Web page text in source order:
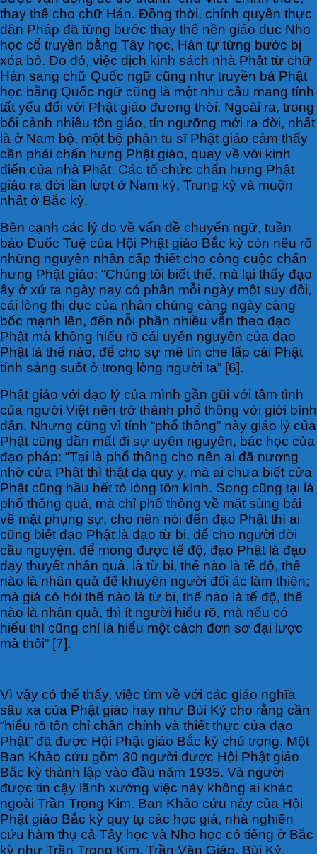
thay thế cho chữ Hán. Đồng thời, chính quyền thực
dân Pháp đã từng bước thay thế nền giáo dục Nho
học cổ truyền bằng Tây học, Hán tự từng bước bị
xóa bỏ. Do đó, việc dịch kinh sách nhà Phật từ chữ
Hán sang chữ Quốc ngữ cũng như truyền bá Phật
học bằng Quốc ngữ cũng là một nhu cầu mang tính
tất yếu đối với Phật giáo đương thời. Ngoài ra, trong
bối cảnh nhiều tôn giáo, tín ngưỡng mới ra đời, nhất
là ở Nam bộ, một bộ phận tu sĩ Phật giáo cảm thấy
cần phải chấn hưng Phật giáo, quay về với kinh
điển của nhà Phật. Các tổ chức chấn hưng Phật
giáo ra đời lần lượt ở Nam kỳ, Trung kỳ và muộn
nhất ở Bắc kỳ.
Bên cạnh các lý do về vấn đề chuyển ngữ, tuần
báo Đuốc Tuệ của Hội Phật giáo Bắc kỳ còn nêu rõ
những nguyên nhân cấp thiết cho công cuộc chấn
hưng Phật giáo: “Chúng tôi biết thế, mà lại thấy đạo
ấy ở xứ ta ngày nay có phần mỗi ngày một suy đồi,
cái lòng thị dục của nhân chúng càng ngày càng
bốc mạnh lên, đến nỗi phần nhiều vẫn theo đạo
Phật mà không hiểu rõ cái uyên nguyên của đạo
Phật là thế nào, để cho sự mê tín che lấp cái Phật
tính sáng suốt ở trong lòng người ta” [6].
Phật giáo với đạo lý của mình gần gũi với tâm tình
của người Việt nên trở thành phổ thông với giới bình
dân. Nhưng cũng vì tính “phổ thông” này giáo lý của
Phật cũng dần mất đi sự uyên nguyên, bác học của
đạo pháp: “Tại là phổ thông cho nên ai đã nương
nhờ cửa Phật thì thật dạ quy y, mà ai chưa biết cửa
Phật cũng hầu hết tỏ lòng tôn kính. Song cũng tại là
phổ thông quá, mà chỉ phổ thông về mặt sùng bái
về mặt phụng sự, cho nên nói đến đạo Phật thì ai
cũng biết đạo Phật là đạo từ bi, để cho người đời
cầu nguyện, để mong được tế độ, đạo Phật là đạo
dạy thuyết nhân quả, là từ bi, thế nào là tế độ, thế
nào là nhân quả để khuyên người đổi ác làm thiện;
mà giá có hỏi thế nào là từ bi, thế nào là tế độ, thế
nào là nhân quả, thì ít người hiểu rõ, mà nếu có
hiểu thì cũng chỉ là hiểu một cách đơn sơ đại lược
mà thôi” [7].
Vì vậy có thể thấy, việc tìm về với các giáo nghĩa
sâu xa của Phật giáo hay như Bùi Kỷ cho rằng cần
“hiểu rõ tôn chỉ chân chính và thiết thực của đạo
Phật” đã được Hội Phật giáo Bắc kỳ chú trọng. Một
Ban Khảo cứu gồm 30 người được Hội Phật giáo
Bắc kỳ thành lập vào đầu năm 1935. Và người
được tin cậy lãnh xướng việc này không ai khác
ngoài Trần Trọng Kim. Ban Khảo cứu này của Hội
Phật giáo Bắc kỳ quy tụ các học giả, nhà nghiên
cứu hàm thụ cả Tây học và Nho học có tiếng ở Bắc
kỳ như Trần Trọng Kim, Trần Văn Giáp, Bùi Kỷ,